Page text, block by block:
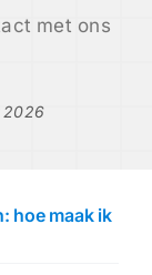
met ons
2026
hoe maak ik